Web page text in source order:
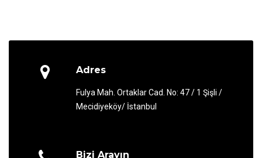
Adres
Fulya Mah. Ortaklar Cad. No: 47 / 1 Şişli /
Mecidiyeköy/ İstanbul
Bizi Arayın